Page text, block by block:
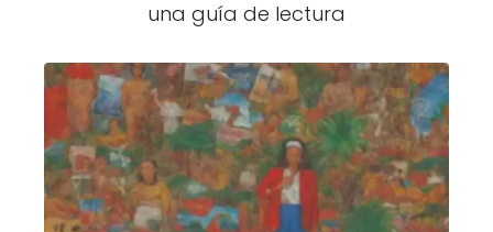
una guía de lectura